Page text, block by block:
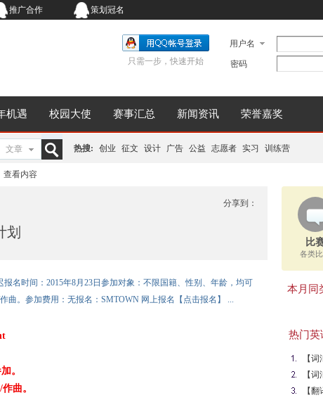
推广合作 策划冠名
用户名
密码
只需一步，快速开始
机遇 校园大使 赛事汇总 新闻资讯 荣誉嘉奖
文章 热搜: 创业 征文 设计 广告 公益 志愿者 实习 训练营
查看内容
分享到：
划
报名时间：2015年8月23日参加对象：不限国籍、性别、年龄，均可
曲。参加费用：无报名：SMTOWN 网上报名【点击报名】 ...
。
曲。
比
各类
本月同
热门英
【
生【
英语
【